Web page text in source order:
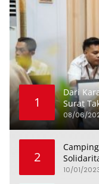
1
Dari
Surat
08/06/
2
10/01/